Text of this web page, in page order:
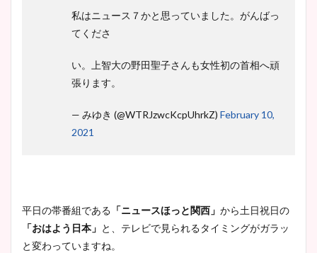
ニット衣装まとめ！美足の筋
ヤバすぎww原因や痩せたダ
とめ！美脚や水着姿に年齢も
調査！
私はニュース７かと思っていました。がんばっ
てくださ
い。上智大の野田聖子さんも女性初の首相へ頑
張ります。
— みゆき (@WTRJzwcKcpUhrkZ) February 10,
2021
平日の帯番組である 「ニュースほっと関西」 から土日祝日の
「おはよう日本」 と、テレビで見られるタイミングがガラッ
と変わっていますね。